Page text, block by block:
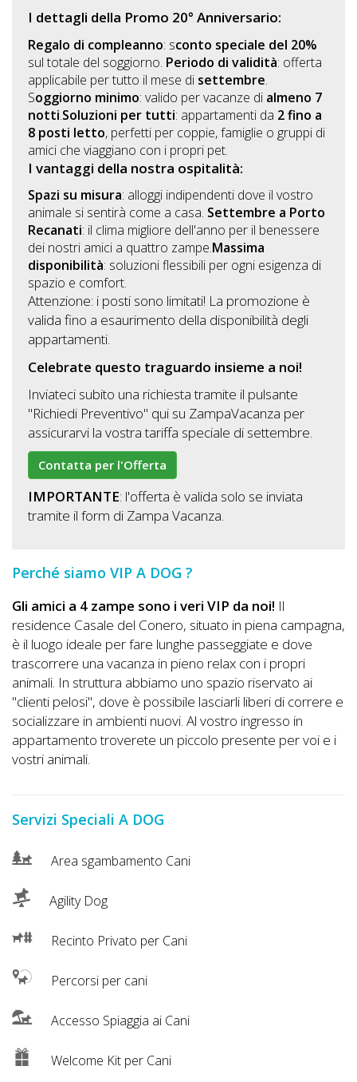
I dettagli della Promo 20° Anniversario:
Regalo di compleanno: sconto speciale del 20%
sul totale del soggiorno. Periodo di validità: offerta
applicabile per tutto il mese di settembre.
Soggiorno minimo: valido per vacanze di almeno 7
notti.Soluzioni per tutti: appartamenti da 2 fino a
8 posti letto, perfetti per coppie, famiglie o gruppi di
amici che viaggiano con i propri pet.
I vantaggi della nostra ospitalità:
Spazi su misura: alloggi indipendenti dove il vostro
animale si sentirà come a casa. Settembre a Porto
Recanati: il clima migliore dell'anno per il benessere
dei nostri amici a quattro zampe.Massima
disponibilità: soluzioni flessibili per ogni esigenza di
spazio e comfort.
Attenzione: i posti sono limitati! La promozione è
valida fino a esaurimento della disponibilità degli
appartamenti.
Celebrate questo traguardo insieme a noi!
Inviateci subito una richiesta tramite il pulsante
"Richiedi Preventivo" qui su ZampaVacanza per
assicurarvi la vostra tariffa speciale di settembre.
Contatta per l'Offerta
IMPORTANTE: l'offerta è valida solo se inviata
tramite il form di Zampa Vacanza.
Perché siamo VIP A DOG ?
Gli amici a 4 zampe sono i veri VIP da noi! Il
residence Casale del Conero, situato in piena campagna,
è il luogo ideale per fare lunghe passeggiate e dove
trascorrere una vacanza in pieno relax con i propri
animali. In struttura abbiamo uno spazio riservato ai
"clienti pelosi", dove è possibile lasciarli liberi di correre e
socializzare in ambienti nuovi. Al vostro ingresso in
appartamento troverete un piccolo presente per voi e i
vostri animali.
Servizi Speciali A DOG
Area sgambamento Cani
Agility Dog
Recinto Privato per Cani
Percorsi per cani
Accesso Spiaggia ai Cani
Welcome Kit per Cani